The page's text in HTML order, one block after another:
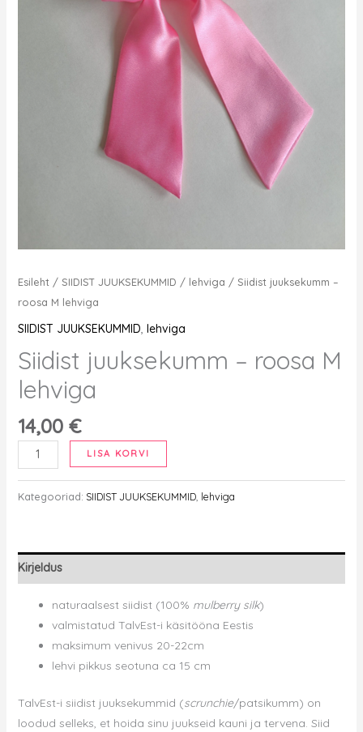
Esileht/ SIIDIST JUUKSEKUMMID / lehviga / Siidist juuksekumm –
roosa M lehviga
SIIDIST JUUKSEKUMMID, lehviga
Siidist juuksekumm – roosa M
lehviga
14,00 €
Siidist
juuksekumm
-
lehviga
kogus
LISA KORVI
Kategooriad: SIIDIST JUUKSEKUMMID, lehviga
Kirjeldus
naturaalsest siidist (100% mulberry silk)
valmistatud TalvEst-i käsitööna Eestis
maksimum venivus 20-22cm
lehvi pikkus seotuna ca 15 cm
TalvEst-i siidist juuksekummid (scrunchie/patsikumm) on
loodud selleks, et hoida sinu juukseid kauni ja tervena. Siid